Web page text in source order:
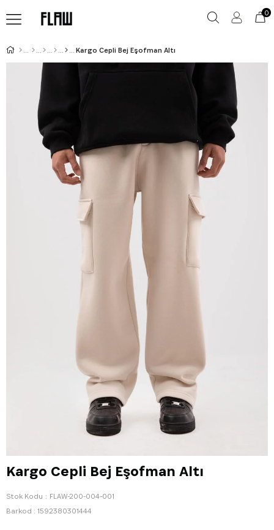
0
Kargo Cepli Bej Eşofman Altı
Kargo Cepli Bej Eşofman Altı
Stok Kodu
FLAW-200-004-001
Barkod : 1592380301444